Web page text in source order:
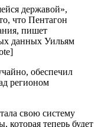
державой»,
что Пентагон
пишет
данных Уильям
обеспечил
регионом
свою систему
которая теперь будет